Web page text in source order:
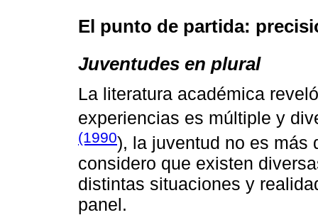
El punto de partida:
Juventudes en plural
La literatura académica
experiencias es múltiple y
(1990), la juventud no es más
considero que existen
distintas situaciones y
panel.